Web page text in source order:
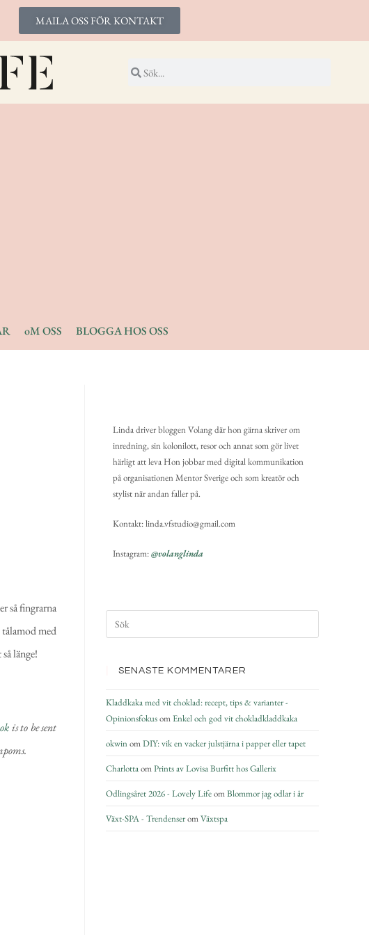
MAILA OSS FÖR KONTAKT
oM OSS BLOGGA HOS OSS
så fingrarna
med
länge!
is to be sent
Linda driver bloggen Volang där hon gärna skriver om
inredning, sin kolonilott, resor och annat som gör livet
härligt att leva Hon jobbar med digital kommunikation
på organisationen Mentor Sverige och som kreatör och
stylist när andan faller på.
Kontakt: linda.vfstudio@gmail.com
Instagram:@volanglinda
SENASTE KOMMENTARER
Kladdkaka med vit choklad: recept, tips & varianter -
OpinionsfokusomEnkel och god vit chokladkladdkaka
okwinomDIY: vik en vacker julstjärna i papper eller tapet
CharlottaomPrints av Lovisa Burfitt hos Gallerix
Odlingsåret 2026 - Lovely LifeomBlommor jag odlar i år
Växt-SPA - TrendenseromVäxtspa